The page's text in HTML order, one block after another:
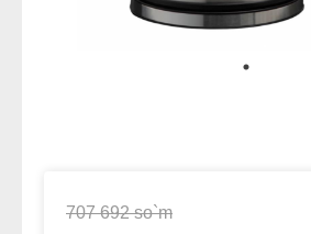
707 692 so`m